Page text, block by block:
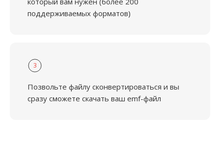
поддерживаемых форматов)
3
Позвольте файлу сконвертироваться и вы
сразу сможете скачать ваш emf-файл